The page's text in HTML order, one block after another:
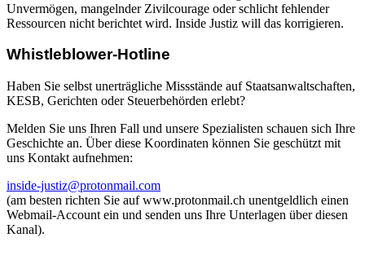
Unvermögen, mangelnder Zivilcourage oder schlicht fehlender
Ressourcen nicht berichtet wird. Inside Justiz will das korrigieren.
Whistleblower-Hotline
Haben Sie selbst unerträgliche Missstände auf Staatsanwaltschaften,
KESB, Gerichten oder Steuerbehörden erlebt?
Melden Sie uns Ihren Fall und unsere Spezialisten schauen sich Ihre
Geschichte an. Über diese Koordinaten können Sie geschützt mit
uns Kontakt aufnehmen:
inside-justiz@protonmail.com
(am besten richten Sie auf www.protonmail.ch unentgeldlich einen
Webmail-Account ein und senden uns Ihre Unterlagen über diesen
Kanal).